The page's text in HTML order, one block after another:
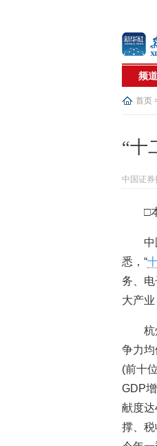
频
首页
“十
中国证券
□
悉，“
务、
大产
杭
争力
(前十
GDP
献度
撑、税